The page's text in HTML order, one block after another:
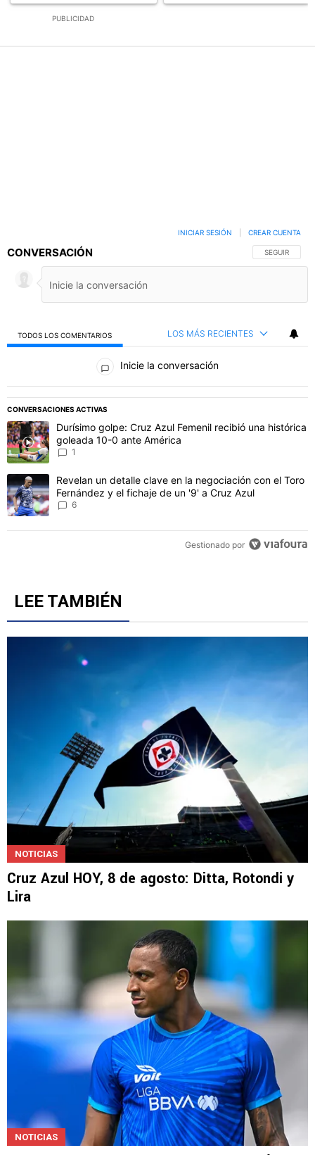
PUBLICIDAD
CONVERSACIÓN SIGA ESTA
SEGUIR
INICIAR SESIÓN CREAR CUENTA
TODOS LOS COMENTARIOS LOS MÁS RECIENTES
Todos los comentarios
Inicie la conversación
CONVERSACIONES ACTIVAS
Este listado muestra los artículos con más comentarios en los
Un artículo de tendencia con el título "Durísimo golpe: Cruz Azul
Durísimo golpe: Cruz Azul Femenil recibió una histórica
goleada 10-0 ante América
Un artículo de tendencia con el título "Revelan un detalle clave
Revelan un detalle clave en la negociación con el Toro
LEE TAMBIÉN
Cruz Azul HOY, 8 de agosto: Ditta, Rotondi y